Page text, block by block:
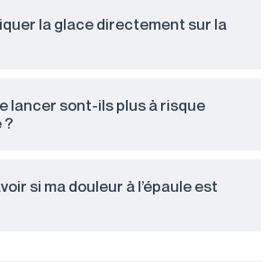
la glace directement sur la
lancer sont-ils plus à risque
?
si ma douleur à l’épaule est